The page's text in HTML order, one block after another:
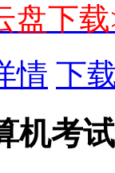
盘下
情 下
机考